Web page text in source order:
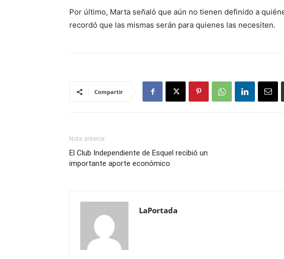
Por último, Marta señaló que aún no tienen definido a
recordó que las mismas serán para quienes las necesiten.
Compartir
Nota anterior
El Club Independiente de Esquel recibió un
importante aporte económico
LaPortada